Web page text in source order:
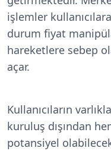
işlemler
durum fiyat
hareketlere sebep
açar.
Kullanıcıların
kuruluş dışından
potansiyel